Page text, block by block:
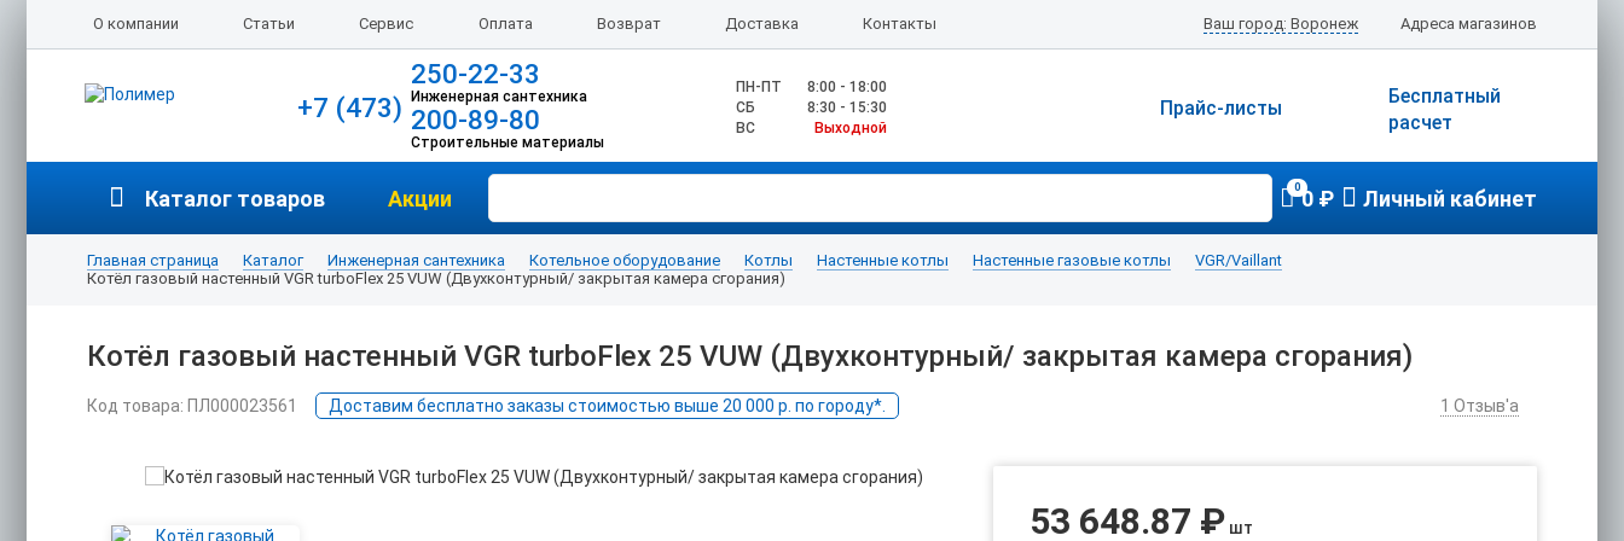
О компании Статьи Сервис Оплата Возврат Доставка Контакты Адреса магазинов
Ваш город: Воронеж
+7 (473)
250-22-33
Инженерная сантехника
200-89-80
Строительные материалы
ПН-ПТ
8:00 - 18:00
CБ
8:30 - 15:30
ВС
Выходной
Бесплатный
расчет
Прайс-листы
Каталог товаров Акции 00 ₽ Личный кабинет
Главная страница Каталог Инженерная сантехника Котельное оборудование Котлы Настенные котлы Настенные газовые котлы
VGR/Vaillant
Котёл газовый настенный VGR turboFlex 25 VUW (Двухконтурный/ закрытая камера сгорания)
Котёл газовый настенный VGR turboFlex 25 VUW (Двухконтурный/ закрытая камера сгорания)
Код товара: ПЛ000023561 Доставим бесплатно заказы стоимостью выше 20 000 р. по городу*. 1 Отзыв'а
53 648.87 ₽ шт